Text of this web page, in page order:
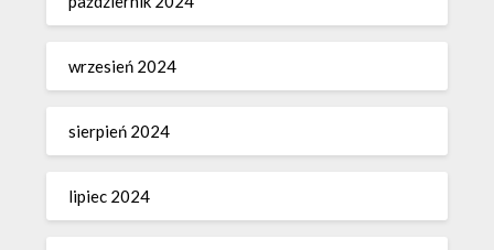
wrzesień 2024
sierpień 2024
lipiec 2024